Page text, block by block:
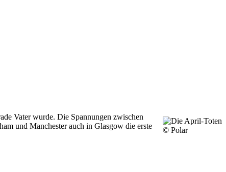
© Polar
Vater wurde. Die Spannungen zwischen
und Manchester auch in Glasgow die erste